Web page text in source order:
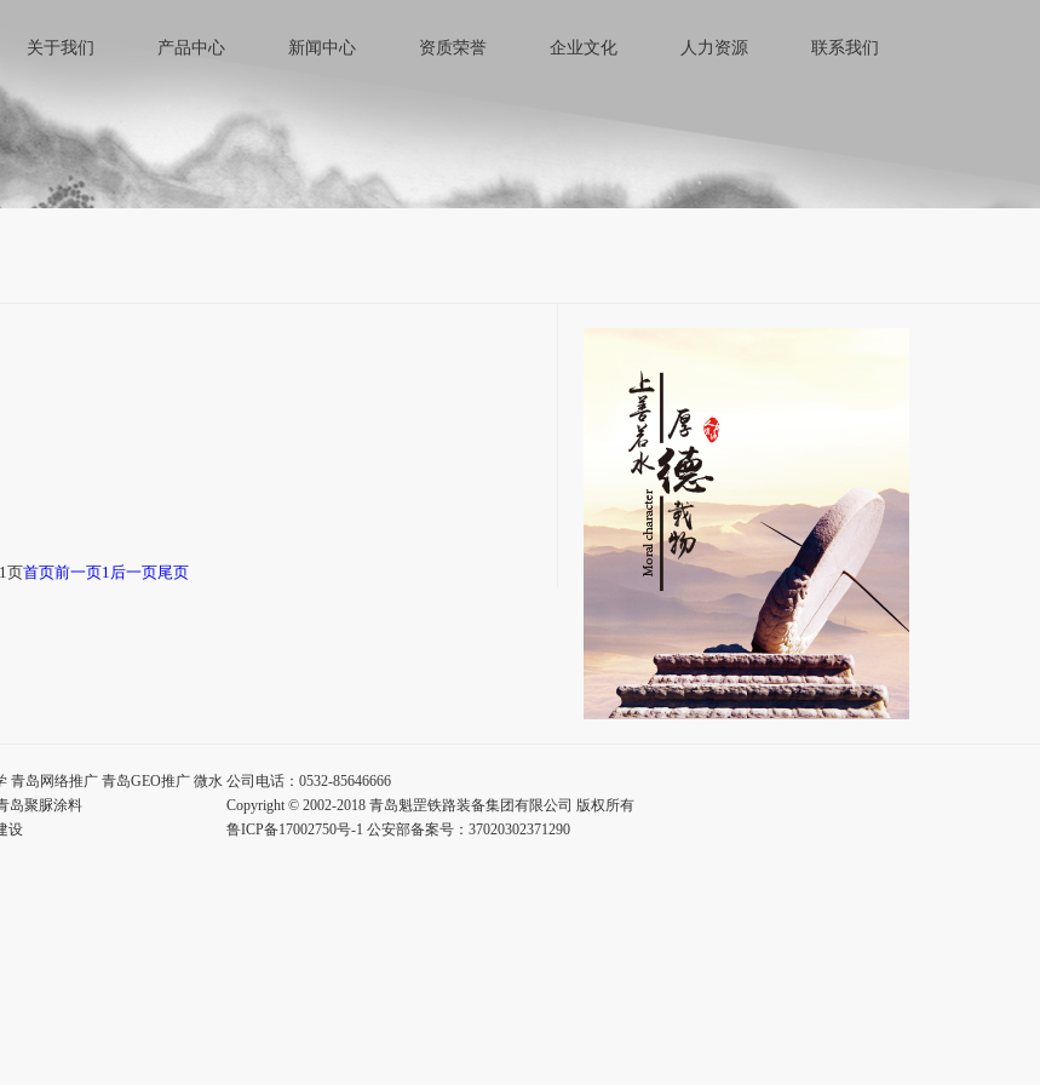
关于我们 产品中心 新闻中心 资质荣誉 企业文化 人力资源 联系我们
页首页前一页1后一页尾页
青岛网络推广 青岛GEO推广 微水
岛聚脲涂料
公司电话：0532-85646666
Copyright © 2002-2018 青岛魁罡铁路装备集团有限公司 版权所有
设 鲁ICP备17002750号-1 公安部备案号：37020302371290